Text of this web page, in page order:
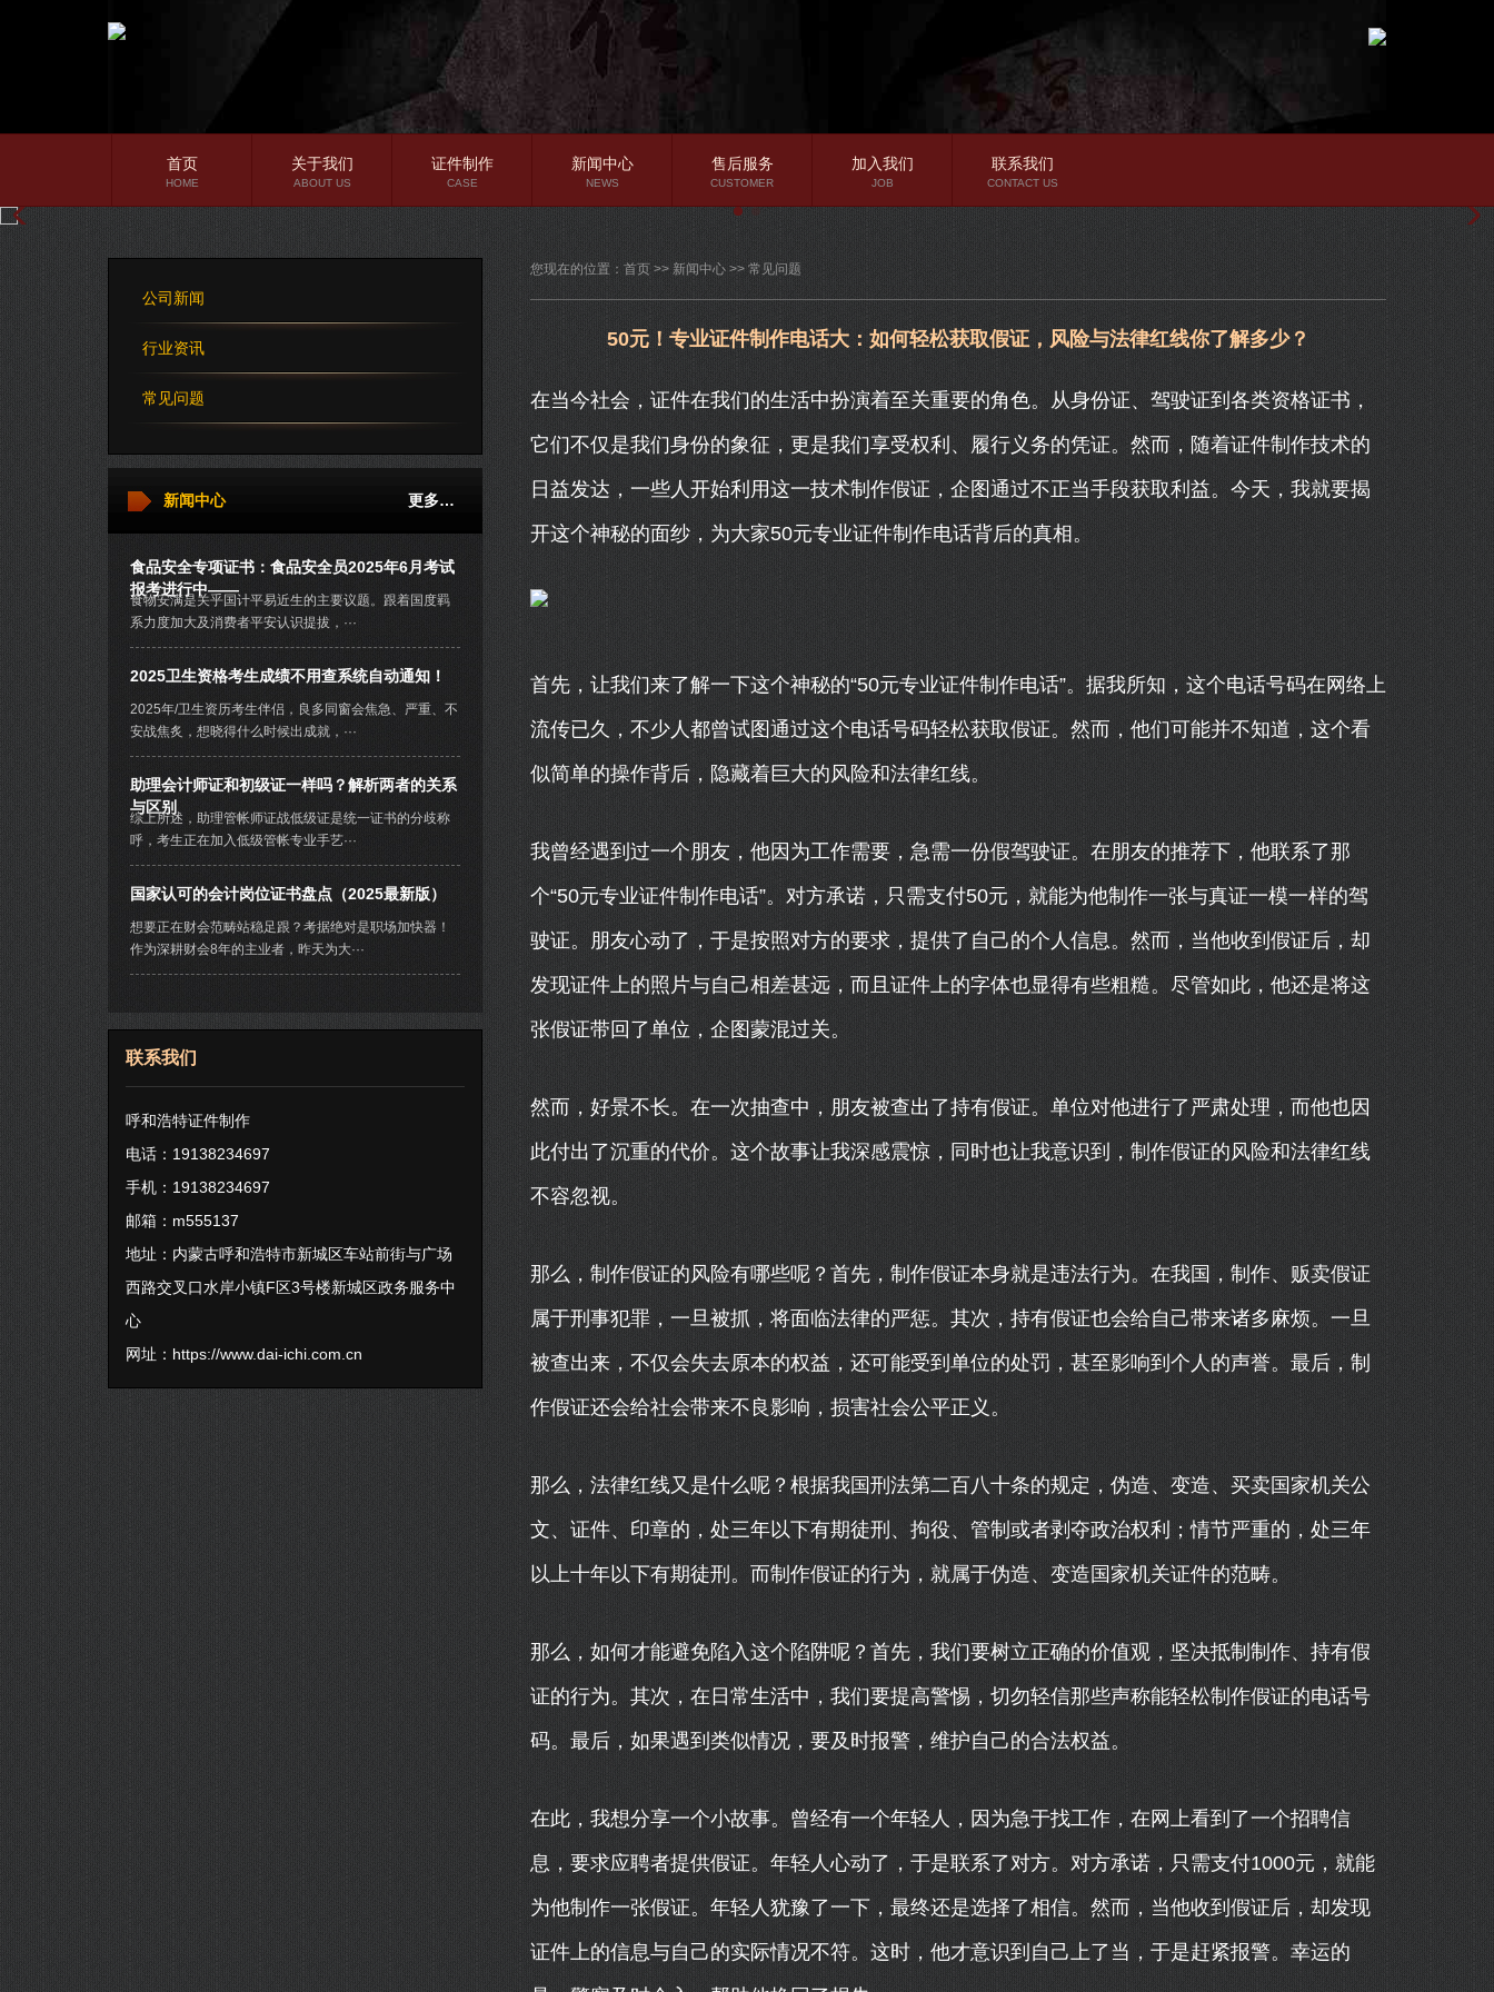
行业资讯
常见问题
首页
HOME
关于我们
ABOUT US
证件制作
CASE
新闻中心
NEWS
售后服务
CUSTOMER
加入我们
JOB
联系我们
CONTACT US
公司新闻
行业资讯
常见问题
更多…
新闻中心
食品安全专项证书：食品安全员2025年6月考试
报考进行中——
食物安满是关乎国计平易近生的主要议题。跟着国度羁
系力度加大及消费者平安认识提拔，···
2025卫生资格考生成绩不用查系统自动通知！
2025年/卫生资历考生伴侣，良多同窗会焦急、严重、不
安战焦炙，想晓得什么时候出成就，···
助理会计师证和初级证一样吗？解析两者的关系
与区别
综上所述，助理管帐师证战低级证是统一证书的分歧称
呼，考生正在加入低级管帐专业手艺···
国家认可的会计岗位证书盘点（2025最新版）
想要正在财会范畴站稳足跟？考据绝对是职场加快器！
作为深耕财会8年的主业者，昨天为大···
联系我们
呼和浩特证件制作
电话：19138234697
手机：19138234697
邮箱：m555137
地址：内蒙古呼和浩特市新城区车站前街与广场
西路交叉口水岸小镇F区3号楼新城区政务服务中
心
网址： https://www.dai-ichi.com.cn
您现在的位置： 首页 >> 新闻中心 >> 常见问题
50元！专业证件制作电话大：如何轻松获取假证，风险与法律红线你了解多少？
在当今社会，证件在我们的生活中扮演着至关重要的角色。从身份证、驾驶证到各类资格证书，
它们不仅是我们身份的象征，更是我们享受权利、履行义务的凭证。然而，随着证件制作技术的
日益发达，一些人开始利用这一技术制作假证，企图通过不正当手段获取利益。今天，我就要揭
开这个神秘的面纱，为大家50元专业证件制作电话背后的真相。
首先，让我们来了解一下这个神秘的“50元专业证件制作电话”。据我所知，这个电话号码在网络上
流传已久，不少人都曾试图通过这个电话号码轻松获取假证。然而，他们可能并不知道，这个看
似简单的操作背后，隐藏着巨大的风险和法律红线。
我曾经遇到过一个朋友，他因为工作需要，急需一份假驾驶证。在朋友的推荐下，他联系了那
个“50元专业证件制作电话”。对方承诺，只需支付50元，就能为他制作一张与真证一模一样的驾
驶证。朋友心动了，于是按照对方的要求，提供了自己的个人信息。然而，当他收到假证后，却
发现证件上的照片与自己相差甚远，而且证件上的字体也显得有些粗糙。尽管如此，他还是将这
张假证带回了单位，企图蒙混过关。
然而，好景不长。在一次抽查中，朋友被查出了持有假证。单位对他进行了严肃处理，而他也因
此付出了沉重的代价。这个故事让我深感震惊，同时也让我意识到，制作假证的风险和法律红线
不容忽视。
那么，制作假证的风险有哪些呢？首先，制作假证本身就是违法行为。在我国，制作、贩卖假证
属于刑事犯罪，一旦被抓，将面临法律的严惩。其次，持有假证也会给自己带来诸多麻烦。一旦
被查出来，不仅会失去原本的权益，还可能受到单位的处罚，甚至影响到个人的声誉。最后，制
作假证还会给社会带来不良影响，损害社会公平正义。
那么，法律红线又是什么呢？根据我国刑法第二百八十条的规定，伪造、变造、买卖国家机关公
文、证件、印章的，处三年以下有期徒刑、拘役、管制或者剥夺政治权利；情节严重的，处三年
以上十年以下有期徒刑。而制作假证的行为，就属于伪造、变造国家机关证件的范畴。
那么，如何才能避免陷入这个陷阱呢？首先，我们要树立正确的价值观，坚决抵制制作、持有假
证的行为。其次，在日常生活中，我们要提高警惕，切勿轻信那些声称能轻松制作假证的电话号
码。最后，如果遇到类似情况，要及时报警，维护自己的合法权益。
在此，我想分享一个小故事。曾经有一个年轻人，因为急于找工作，在网上看到了一个招聘信
息，要求应聘者提供假证。年轻人心动了，于是联系了对方。对方承诺，只需支付1000元，就能
为他制作一张假证。年轻人犹豫了一下，最终还是选择了相信。然而，当他收到假证后，却发现
证件上的信息与自己的实际情况不符。这时，他才意识到自己上了当，于是赶紧报警。幸运的